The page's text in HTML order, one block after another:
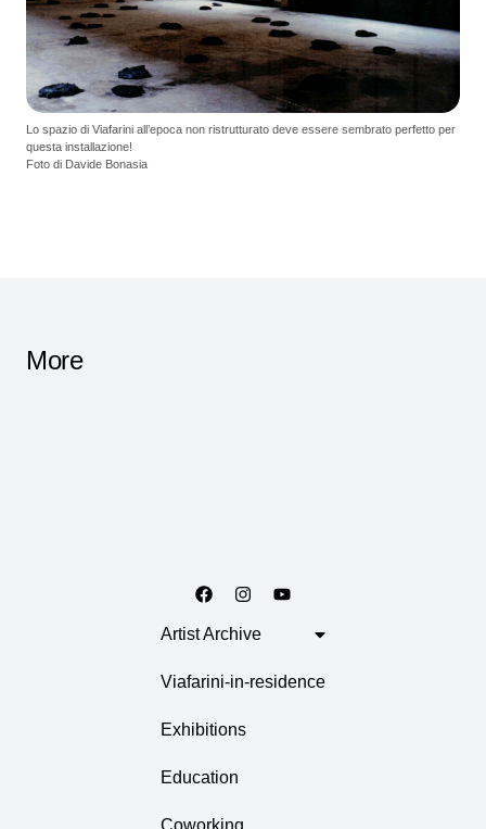
Lo spazio di Viafarini all’epoca non ristrutturato deve essere sembrato perfetto per
questa installazione!
Foto di Davide Bonasia
More
Artist Archive
Viafarini-in-residence
Exhibitions
Education